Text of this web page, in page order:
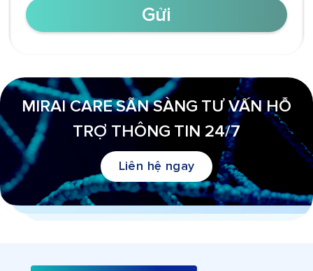
Gửi
MIRAI CARE SẴN SÀNG TƯ VẤN HỖ
TRỢ THÔNG TIN 24/7
Liên hệ ngay